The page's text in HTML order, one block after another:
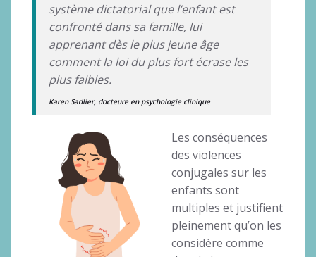
système dictatorial que l’enfant est
confronté dans sa famille, lui
apprenant dès le plus jeune âge
comment la loi du plus fort écrase les
plus faibles.
Karen Sadlier, docteure en psychologie clinique
Les conséquences
des violences
conjugales sur les
enfants sont
multiples et justifient
pleinement qu’on les
considère comme